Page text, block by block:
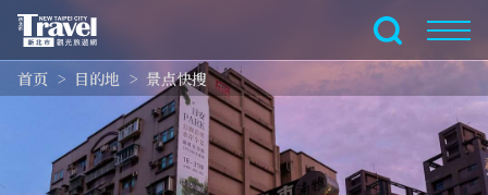
主
要
全文搜索
首页 目的地 景点快搜